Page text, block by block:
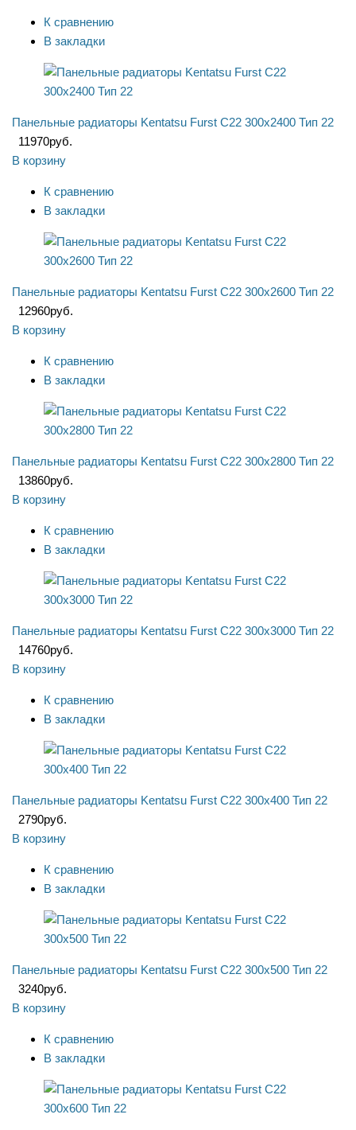
К сравнению
В закладки
Панельные радиаторы Kentatsu Furst C22 300x2400 Тип 22
11970руб.
В корзину
К сравнению
В закладки
Панельные радиаторы Kentatsu Furst C22 300x2600 Тип 22
12960руб.
В корзину
К сравнению
В закладки
Панельные радиаторы Kentatsu Furst C22 300x2800 Тип 22
13860руб.
В корзину
К сравнению
В закладки
Панельные радиаторы Kentatsu Furst C22 300x3000 Тип 22
14760руб.
В корзину
К сравнению
В закладки
Панельные радиаторы Kentatsu Furst C22 300x400 Тип 22
2790руб.
В корзину
К сравнению
В закладки
Панельные радиаторы Kentatsu Furst C22 300x500 Тип 22
3240руб.
В корзину
К сравнению
В закладки